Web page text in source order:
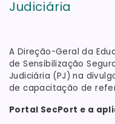
Judiciária
A Direção-Geral da
de Sensibilização
Judiciária (PJ) na
de capacitação de
Portal SecPort e a